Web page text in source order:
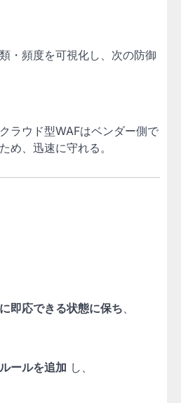
・頻度を可視化し、次の防御
クラウド型WAFはベンダー側で
め、迅速に守れる。
即応できる状態に保ち
ールを追加 し、